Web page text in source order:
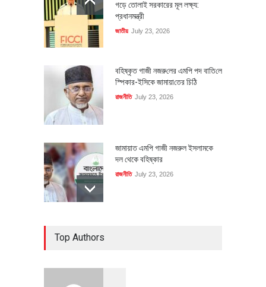
গড়ে তোলাই সরকারের মূল লক্ষ্য:
প্রধানমন্ত্রী
জাতীয় July 23, 2026
বহিষ্কৃত গাজী নজরু‌লের এম‌পি পদ বা‌তি‌লে
স্পিকার-ইসিকে জামায়া‌তের চি‌ঠি
রাজনীতি July 23, 2026
জামায়াত এমপি গাজী নজরুল ইসলামকে
দল থেকে বহিষ্কার
রাজনীতি July 23, 2026
Top Authors